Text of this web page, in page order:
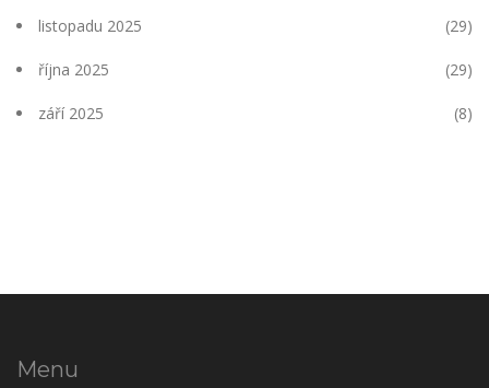
listopadu 2025 (29)
října 2025 (29)
září 2025 (8)
Menu